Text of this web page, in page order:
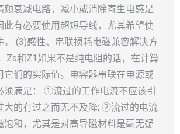
频衰减电路，减小或消除寄生电感是
此有必要使用超短导线，尤其希望使
。 (3)感性、串联损耗电磁兼容解决方
Zs和Z1如果不是纯电阻的话，在计算
它们的实际值。电容器串联在电源或
须满足： ①流过的工作电流不应该引
大的有过之而无不及降; ②流过的电流
饱和，尤其是对高导磁材料是毫无疑